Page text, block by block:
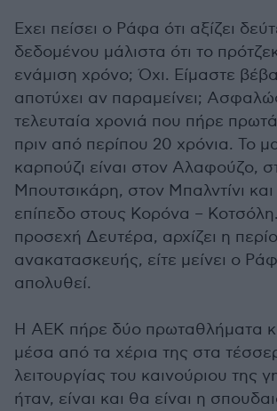
Εχει πείσει ο Ράφα ότι αξίζει
δεδομένου μάλιστα ότι το
ενάμιση χρόνο; Όχι. Είμαστε
αποτύχει αν παραμείνει;
τελευταία χρονιά που πήρε
πριν από περίπου 20 χρόνια. Το
καρπούζι είναι στον Αλαφούζο,
Μπουτσικάρη, στον Μπαλντίνι
επίπεδο στους Κορόνα –
προσεχή Δευτέρα, αρχίζει η
ανακατασκευής, είτε μείνει ο
απολυθεί.
Η ΑΕΚ πήρε δύο πρωταθλήματα
μέσα από τα χέρια της στα
λειτουργίας του καινούριου της
ήταν, είναι και θα είναι η